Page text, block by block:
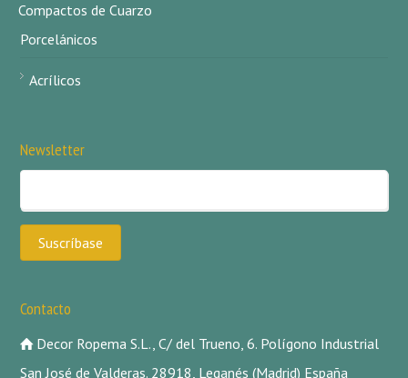
Compactos de Cuarzo
Porcelánicos
Acrílicos
Newsletter
Contacto
Decor Ropema S.L., C/ del Trueno, 6. Polígono Industrial
San José de Valderas. 28918, Leganés (Madrid) España